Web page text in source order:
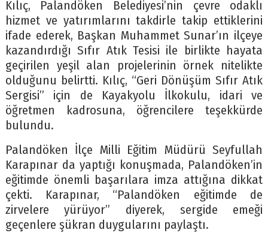
Kılıç, Palandöken Belediyesi’nin çevre odaklı
hizmet ve yatırımlarını takdirle takip ettiklerini
ifade ederek, Başkan Muhammet Sunar’ın ilçeye
kazandırdığı Sıfır Atık Tesisi ile birlikte hayata
geçirilen yeşil alan projelerinin örnek nitelikte
olduğunu belirtti. Kılıç, “Geri Dönüşüm Sıfır Atık
Sergisi” için de Kayakyolu İlkokulu, idari ve
öğretmen kadrosuna, öğrencilere teşekkürde
bulundu.
Palandöken İlçe Milli Eğitim Müdürü Seyfullah
Karapınar da yaptığı konuşmada, Palandöken’in
eğitimde önemli başarılara imza attığına dikkat
çekti. Karapınar, “Palandöken eğitimde de
zirvelere yürüyor” diyerek, sergide emeği
geçenlere şükran duygularını paylaştı.